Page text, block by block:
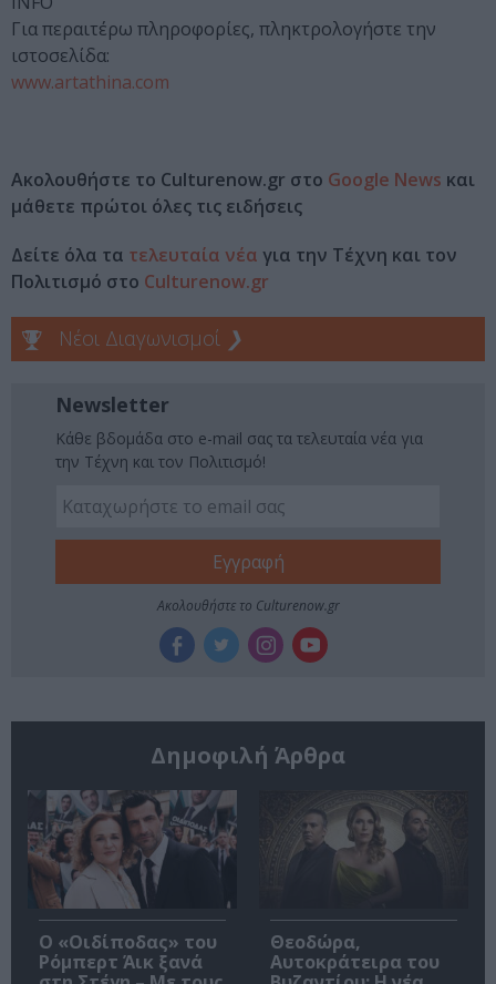
Για περαιτέρω πληροφορίες, πληκτρολογήστε την
ιστοσελίδα:
www.artathina.com
Ακολουθήστε το Culturenow.gr στο Google News και
μάθετε πρώτοι όλες τις ειδήσεις
Δείτε όλα τα τελευταία νέα για την Τέχνη και τον
Πολιτισμό στο Culturenow.gr
Νέοι Διαγωνισμοί ❯
Newsletter
Κάθε βδομάδα στο e-mail σας τα τελευταία νέα για
την Τέχνη και τον Πολιτισμό!
Ακολουθήστε το Culturenow.gr
Δημοφιλή Άρθρα
O «Οιδίποδας» του
Ρόμπερτ Άικ ξανά
Θεοδώρα,
Αυτοκράτειρα του